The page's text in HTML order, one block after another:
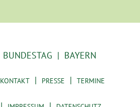
BUNDESTAG BAYERN
KONTAKT PRESSE TERMINE